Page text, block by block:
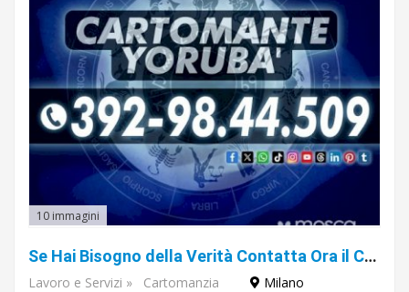
Cerca
Abbiategrasso
Legnano
Milano
Monza
10 immagini
Se Hai Bisogno della Verità Contatta Ora il Cartomante Yorubà
Lavoro e Servizi » Cartomanzia
Milano